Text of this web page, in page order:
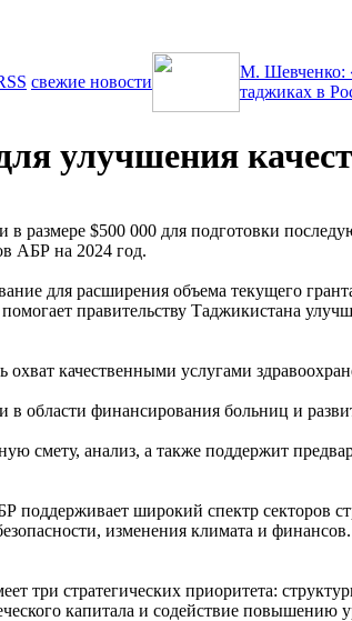
свежие новости
М. Шевченко:
таджиках в
улучшения
размере $500 000 для подготовки
АБР на 2024 год.
для расширения объема текущего
правительству Таджикистана
качественными услугами
области финансирования больниц и
смету, анализ, а также поддержит
широкий спектр секторов
изменения климата и
три стратегических приоритета:
капитала и содействие повышению